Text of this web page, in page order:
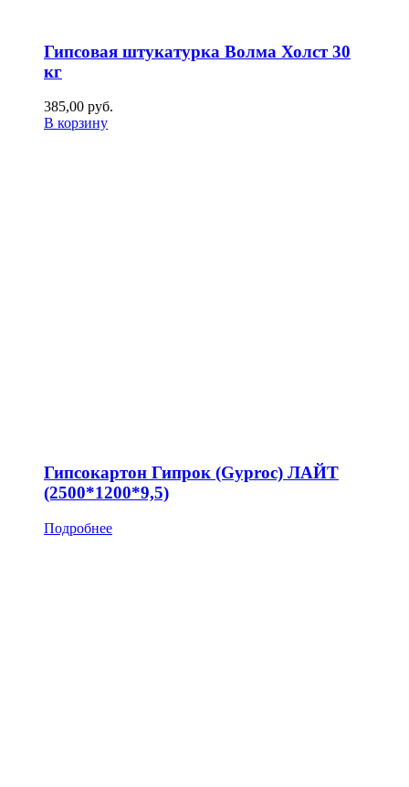
Гипсовая штукатурка Волма Холст 30
кг
385,00 руб.
В корзину
Гипсокартон Гипрок (Gyproc) ЛАЙТ
(2500*1200*9,5)
Подробнее